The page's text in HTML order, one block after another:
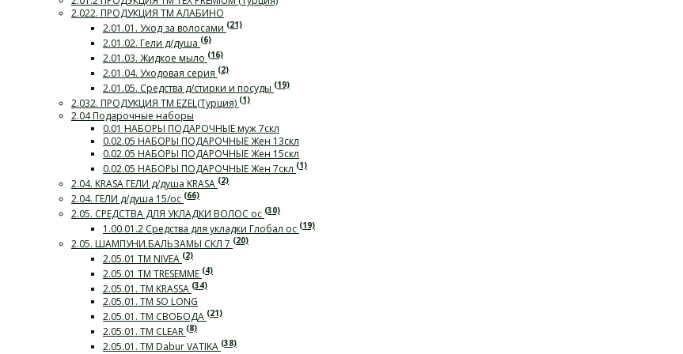
2.022. ПРОДУКЦИЯ ТМ АЛАБИНО
2.01.01. Уход за волосами (21)
2.01.02. Гели д/душа (6)
2.01.03. Жидкое мыло (16)
2.01.04. Уходовая серия (2)
2.01.05. Средства д/стирки и посуды (19)
2.032. ПРОДУКЦИЯ ТМ EZEL(Турция) (1)
2.04 Подарочные наборы
0.01 НАБОРЫ ПОДАРОЧНЫЕ муж 7скл
0.02.05 НАБОРЫ ПОДАРОЧНЫЕ Жен 13скл
0.02.05 НАБОРЫ ПОДАРОЧНЫЕ Жен 15скл
0.02.05 НАБОРЫ ПОДАРОЧНЫЕ Жен 7скл (1)
2.04. KRASA ГЕЛИ д/душа KRASA (2)
2.04. ГЕЛИ д/душа 15/ос (66)
2.05. СРЕДСТВА ДЛЯ УКЛАДКИ ВОЛОС ос (30)
1.00.01.2 Средства для укладки Глобал ос (19)
2.05. ШАМПУНИ.БАЛЬЗАМЫ СКЛ 7 (20)
2.05.01 ТМ NIVEA (2)
2.05.01 ТМ TRESEMME (4)
2.05.01. ТМ KRASSA (34)
2.05.01. ТМ SO LONG
2.05.01. ТМ СВОБОДА (21)
2.05.01. ТМ CLEAR (8)
2.05.01. ТМ Dabur VATIKA (38)